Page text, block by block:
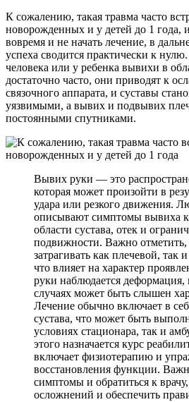
К сожалению, такая травма часто
новорожденных и у детей до 1 года,
вовремя и не начать лечение, в
успеха сводится практически к
человека или у ребенка вывихи в
достаточно часто, они приводят к
связочного аппарата, и суставы
уязвимыми, а вывих и подвывих
постоянными спутниками.
Вывих руки — это
которая может произойти в
удара или резкого движения.
описывают симптомы вывиха
области сустава, отек и
подвижности. Важно
затрагивать как плечевой, так
что влияет на характер
руки наблюдается деформация,
случаях может быть слышен
Лечение обычно включает в
сустава, что может быть
условиях стационара, так и
этого назначается курс
включает физиотерапию и
восстановления функции.
симптомы и обратиться к
осложнений и обеспечить